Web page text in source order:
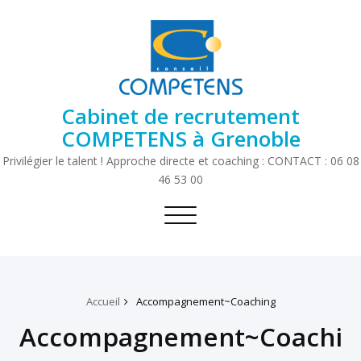
Cabinet de recrutement
COMPETENS à Grenoble
Privilégier le talent ! Approche directe et coaching : CONTACT : 06 08
46 53 00
Toggle
Accueil Accompagnement~Coaching
Accompagnement~Coachi